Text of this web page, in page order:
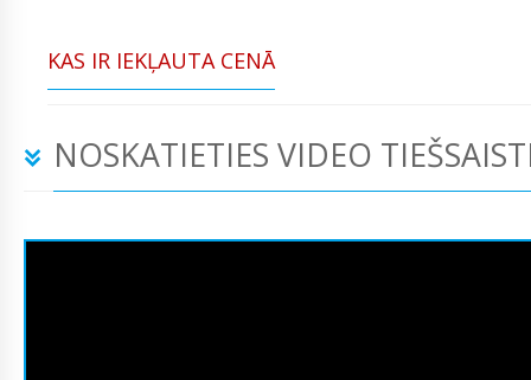
KAS IR IEKĻAUTA CENĀ
NOSKATIETIES VIDEO